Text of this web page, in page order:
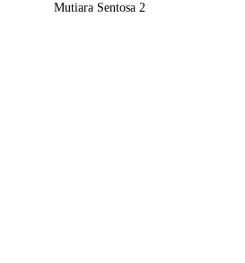
Mutiara Sentosa 2